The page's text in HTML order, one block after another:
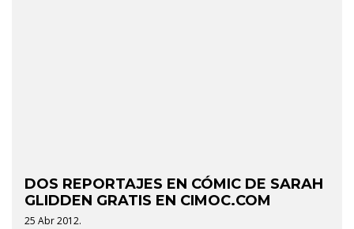
DOS REPORTAJES EN CÓMIC DE SARAH
GLIDDEN GRATIS EN CIMOC.COM
25 Abr 2012.